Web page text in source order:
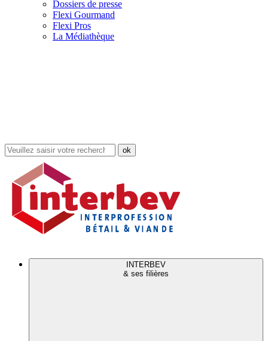
Dossiers de presse
Flexi Gourmand
Flexi Pros
La Médiathèque
Rechercher
dans
site
INTERBEV
& ses filières